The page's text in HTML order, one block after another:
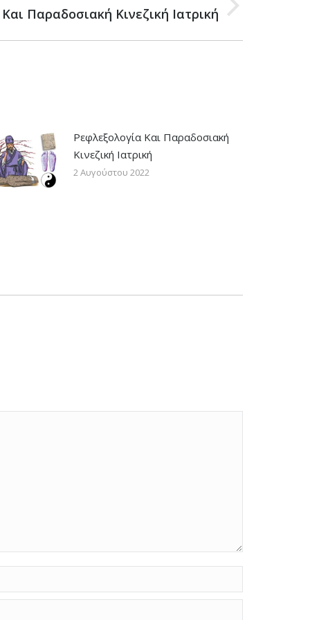
Παραδοσιακή Κινεζική Ιατρική
Ρεφλεξολογία Και Παραδοσιακή
Κινεζική Ιατρική
2 Αυγούστου 2022